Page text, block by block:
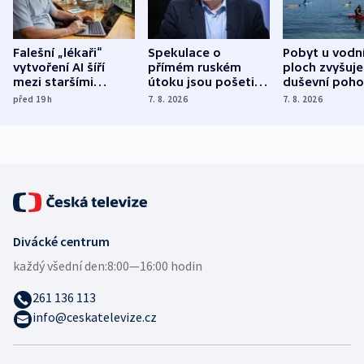
Falešní „lékaři“
vytvoření AI šíří
mezi staršími
Poláky nebezpečné
před 19h
Spekulace o
přímém ruském
útoku jsou pošetilé,
míní estonský
7. 8. 2026
Pobyt u
ploch zvyšuje
duševní
ukázala
7. 8. 2026
Divácké centrum
každý všední den:8:00—16:00 hodin
261 136 113
info@ceskatelevize.cz